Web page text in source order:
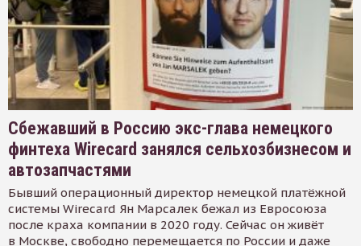
Сбежавший в Россию экс-глава немецкого
финтеха Wirecard занялся сельхозбизнесом и
автозапчастями
Бывший операционный директор немецкой платёжной
системы Wirecard Ян Марсалек бежал из Евросоюза
после краха компании в 2020 году. Сейчас он живёт
в Москве, свободно перемещается по России и даже